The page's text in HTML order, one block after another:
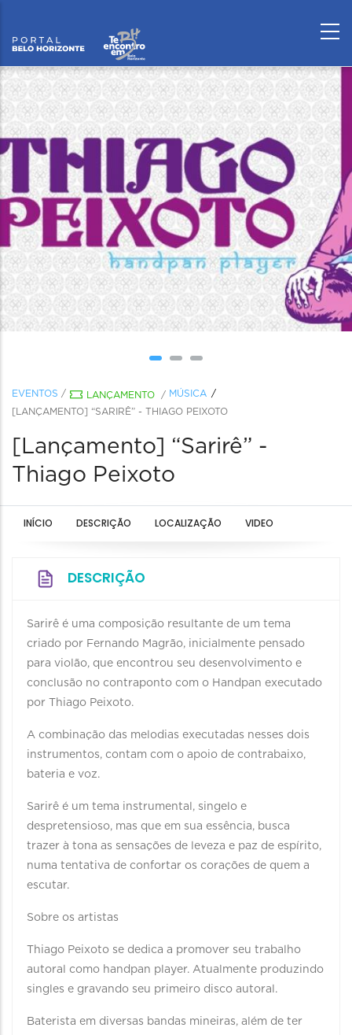
EVENTOS / LANÇAMENTO / MÚSICA
[LANÇAMENTO] “SARIRÊ” - THIAGO PEIXOTO
[Lançamento] “Sarirê” -
Thiago Peixoto
INÍCIO DESCRIÇÃO LOCALIZAÇÃO VIDEO
DESCRIÇÃO
Sarirê é uma composição resultante de um tema
criado por Fernando Magrão, inicialmente pensado
para violão, que encontrou seu desenvolvimento e
conclusão no contraponto com o Handpan executado
por Thiago Peixoto.
A combinação das melodias executadas nesses dois
instrumentos, contam com o apoio de contrabaixo,
bateria e voz.
Sarirê é um tema instrumental, singelo e
despretensioso, mas que em sua essência, busca
trazer à tona as sensações de leveza e paz de espírito,
numa tentativa de confortar os corações de quem a
escutar.
Sobre os artistas
Thiago Peixoto se dedica a promover seu trabalho
autoral como handpan player. Atualmente produzindo
singles e gravando seu primeiro disco autoral.
Baterista em diversas bandas mineiras, além de ter